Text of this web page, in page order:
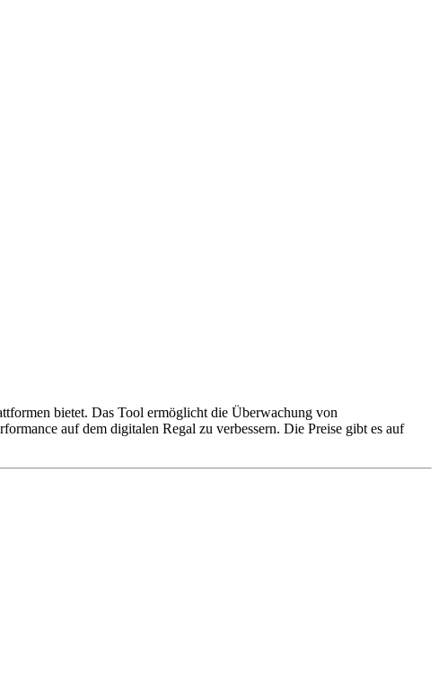
bietet. Das Tool ermöglicht die Überwachung von
auf dem digitalen Regal zu verbessern. Die Preise gibt es auf